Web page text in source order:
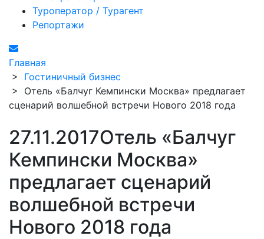
Туроператор / Турагент
Репортажи
Главная
> Гостиничный бизнес
> Отель «Балчуг Кемпински Москва» предлагает
сценарий волшебной встречи Нового 2018 года
27.11.2017Отель «Балчуг
Кемпински Москва»
предлагает сценарий
волшебной встречи
Нового 2018 года